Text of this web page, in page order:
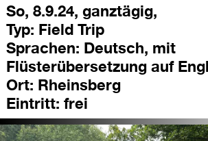
So, 8.9.24, ganztägig,
Typ: Field Trip
Sprachen: Deutsch, mit
Flüsterübersetzung auf
Ort: Rheinsberg
Eintritt: frei